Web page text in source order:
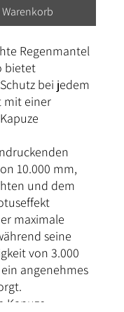
Regenmantel
bietet
bei jedem
mit einer
10.000 mm,
und dem
maximale
seine
von 3.000
angenehmes
Kapuze